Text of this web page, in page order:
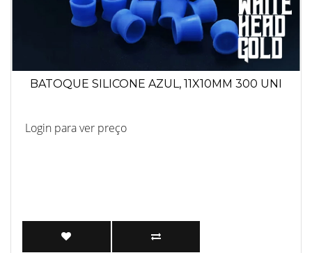
BATOQUE SILICONE AZUL, 11X10MM 300 UNI
Login para ver preço